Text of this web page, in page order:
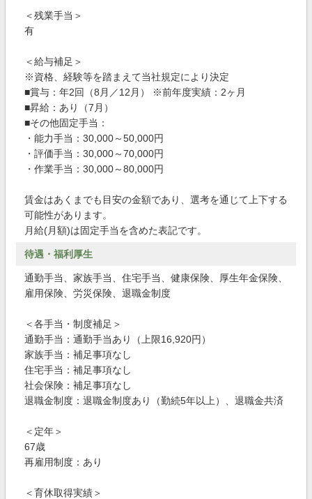
＜残業手当＞
有
＜給与補足＞
※資格、経験等を踏まえて当社規定により決定
■賞与：年2回（8月／12月） ※前年度実績：2ヶ月
■昇給：あり（7月）
■その他固定手当：
・能力手当：30,000～50,000円
・評価手当：30,000～70,000円
・作業手当：30,000～80,000円
賃金はあくまでも目安の金額であり、選考を通じて上下する
可能性があります。
月給(月額)は固定手当を含めた表記です。
待遇・福利厚生
通勤手当、家族手当、住宅手当、健康保険、厚生年金保険、
雇用保険、労災保険、退職金制度
＜各手当・制度補足＞
通勤手当：通勤手当あり（上限16,920円）
家族手当：補足事項なし
住宅手当：補足事項なし
社会保険：補足事項なし
退職金制度：退職金制度あり（勤続5年以上）、退職金共済
＜定年＞
67歳
再雇用制度：あり
＜育休取得実績＞